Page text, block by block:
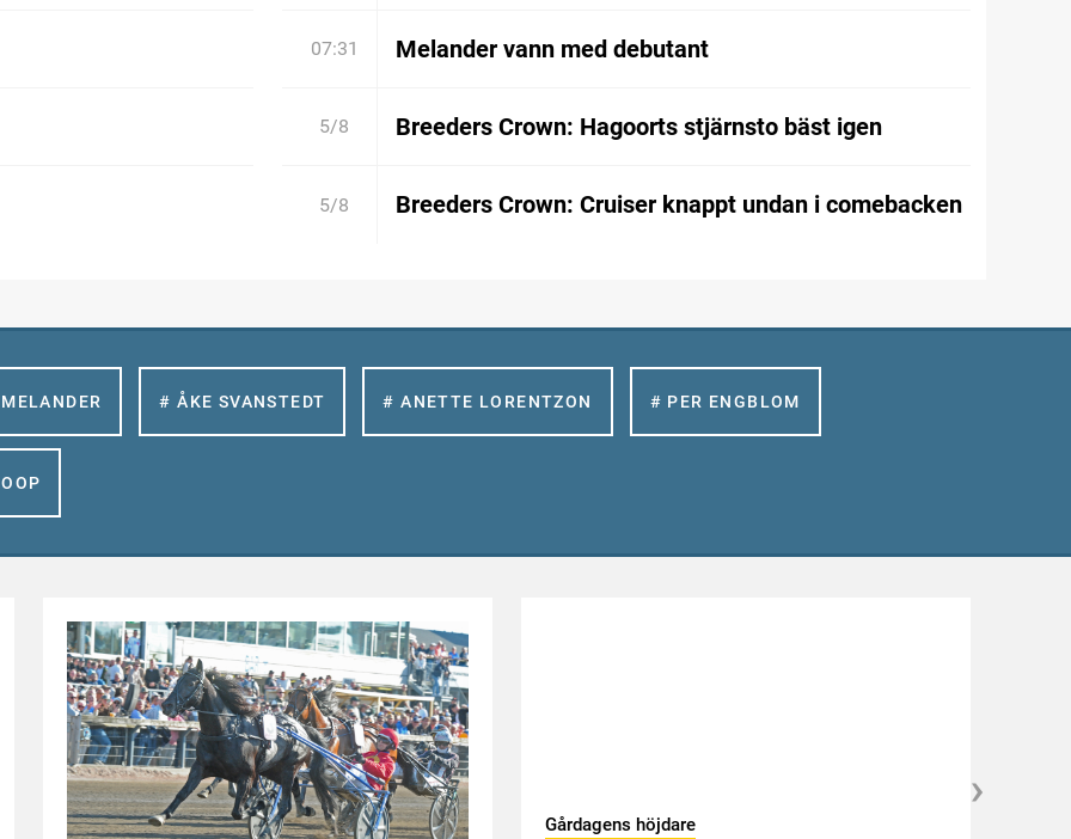
07:31 Melander vann med debutant
5/8 Breeders Crown: Hagoorts stjärnsto bäst igen
5/8 Breeders Crown: Cruiser knappt undan i comebacken
# ÅKE SVANSTEDT # ANETTE LORENTZON # PER ENGBLOM
Gårdagens höjdare